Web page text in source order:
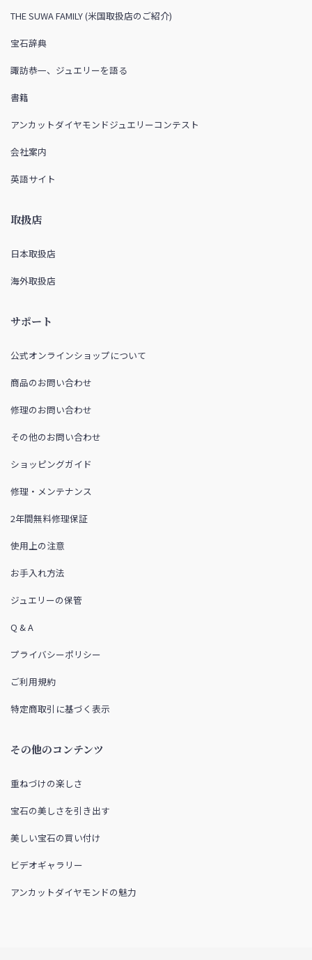
THE SUWA FAMILY (米国取扱店のご紹介)
宝石辞典
諏訪恭一、ジュエリーを語る
書籍
アンカットダイヤモンドジュエリーコンテスト
会社案内
英語サイト
取扱店
日本取扱店
海外取扱店
サポート
公式オンラインショップについて
商品のお問い合わせ
修理のお問い合わせ
その他のお問い合わせ
ショッピングガイド
修理・メンテナンス
2年間無料修理保証
使用上の注意
お手入れ方法
ジュエリーの保管
Q & A
プライバシーポリシー
ご利用規約
特定商取引に基づく表示
その他のコンテンツ
重ねづけの楽しさ
宝石の美しさを引き出す
美しい宝石の買い付け
ビデオギャラリー
アンカットダイヤモンドの魅力